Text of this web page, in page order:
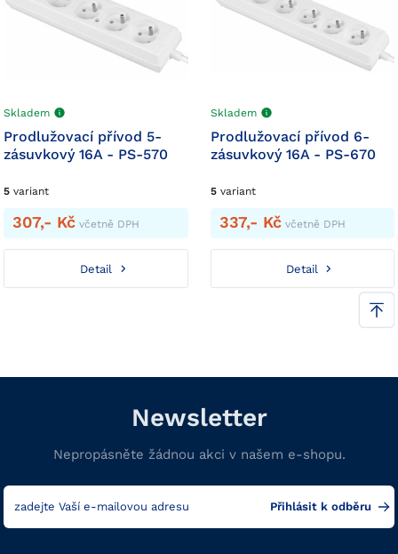
Skladem
Prodlužovací přívod 5-
zásuvkový 16A - PS-570
5 variant
307,- Kč včetně DPH
Detail
Skladem
Prodlužovací přívod 6-
zásuvkový 16A - PS-670
5variant
337,- Kčvčetně DPH
Detail
Newsletter
Nepropásněte žádnou akci v našem e-shopu.